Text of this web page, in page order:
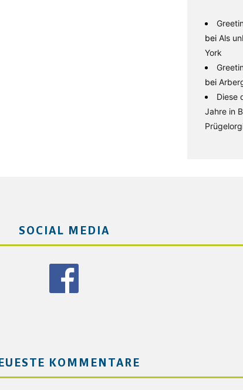
bei Als
York
bei
Diese
Jahre in
SOCIAL MEDIA
KOMMENTARE